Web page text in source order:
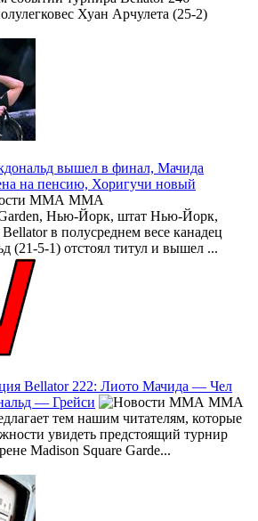
Хуан Арчулета (25-2)
вышел в финал, Мачида
на пенсию, Хоригучи новый
MMA
Нью-Йорк, штат Нью-Йорк,
в полусреднем весе канадец
(21-5-1) отстоял титул и вышел ...
Bellator 222: Лиото Мачида — Чел
— Грейси
MMA
тем нашим читателям, которые
увидеть предстоящий турнир
Madison Square Garde...